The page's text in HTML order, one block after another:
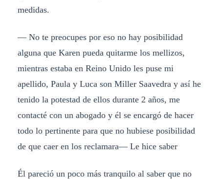
medidas.
— No te preocupes por eso no hay posibilidad
alguna que Karen pueda quitarme los mellizos,
mientras estaba en Reino Unido les puse mi
apellido, Paula y Luca son Miller Saavedra y así he
tenido la potestad de ellos durante 2 años, me
contacté con un abogado y él se encargó de hacer
todo lo pertinente para que no hubiese posibilidad
de que caer en los reclamara— Le hice saber
Él pareció un poco más tranquilo al saber que no